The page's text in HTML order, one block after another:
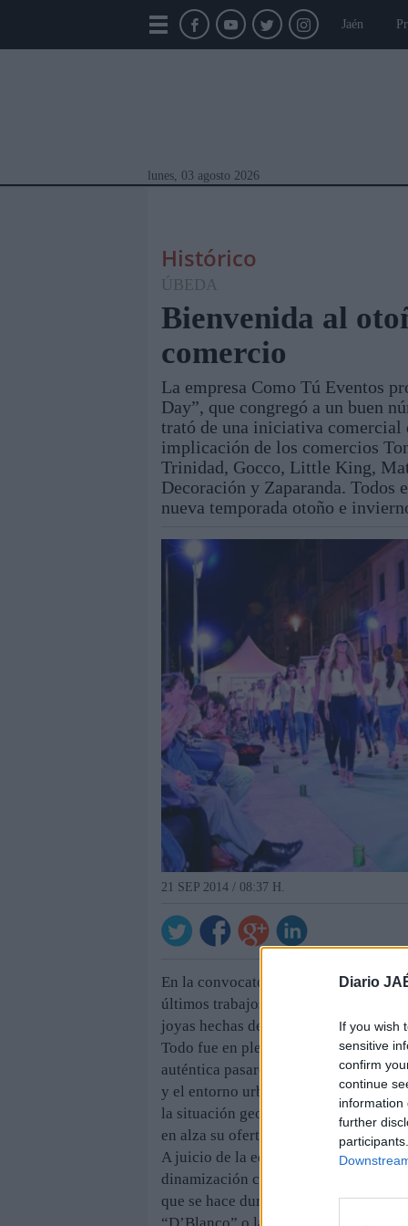
Diario
If you wish
sensitive
confirm
continue
information
further
Jaén
lunes, 03 agosto 2026
Módulos Portada Jaén
Histórico
ÚBEDA
Bienvenida al
comercio
La empresa Como Tú Eventos
Day”, que congregó a un buen
trató de una iniciativa comercial
implicación de los comercios
Trinidad, Gocco, Little King,
Decoración y Zaparanda. Todos
nueva temporada otoño e
21 SEP 2014 / 08:37 H.
En la convocatoria comercial
últimos trabajos, como Felipe Duque,
joyas hechas de barro y plata; Marga
Todo fue en pleno centro de la
auténtica pasarela. La concejal de
y el entorno urbano son dos
la situación geográfica de la ciudad
en alza su oferta como
A juicio de la edil, desde el
dinamización conjunta para aportar
que se hace durante el resto del año